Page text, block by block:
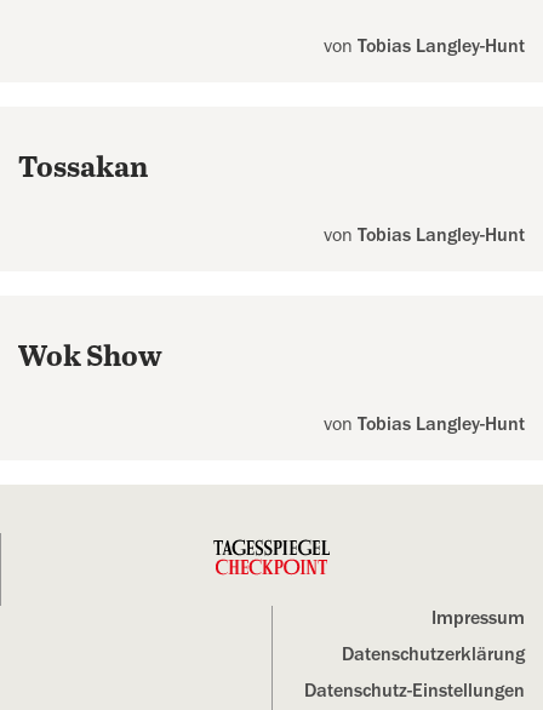
von Tobias Langley-Hunt
Tossakan
von Tobias Langley-Hunt
Wok Show
von Tobias Langley-Hunt
Impressum
Datenschutz­erklärung
Datenschutz-Einstellungen